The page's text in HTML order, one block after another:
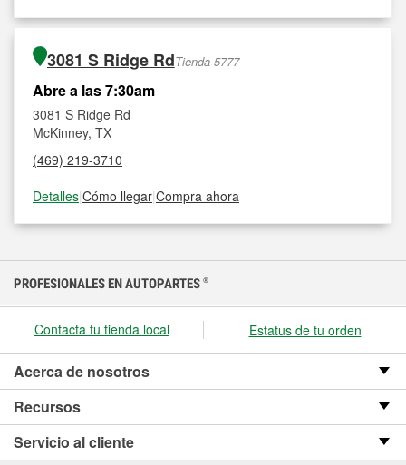
3081 S Ridge RdTienda 5777
Abre a las 7:30am
3081 S Ridge Rd
McKinney, TX
(469) 219-3710
Detalles|Cómo llegar|Compra ahora
PROFESIONALES EN AUTOPARTES ®
Contacta tu tienda local Estatus de tu orden
Acerca de nosotros
Recursos
Servicio al cliente